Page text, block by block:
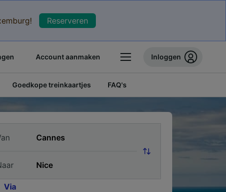
Reserveren
Account aanmaken Inloggen
Goedkope treinkaartjes FAQ's
Via